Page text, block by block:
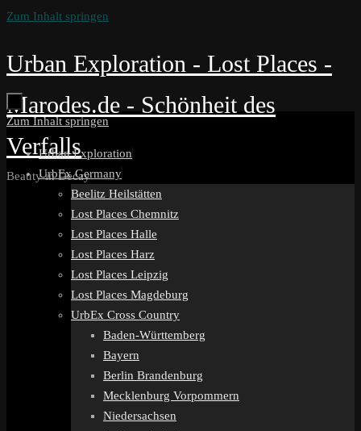
Zum Inhalt springen
Urban Exploration - Lost Places -
Marodes.de - Schönheit des
Verfalls
Beauty in Decay
Zum Inhalt springen
Urban Exploration
UrbEx Germany
Beelitz Heilstätten
Lost Places Chemnitz
Lost Places Halle
Lost Places Harz
Lost Places Leipzig
Lost Places Magdeburg
UrbEx Cross Country
Baden-Württemberg
Bayern
Berlin Brandenburg
Mecklenburg Vorpommern
Niedersachsen